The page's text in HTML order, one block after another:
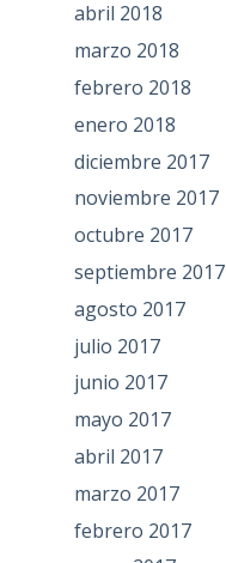
abril 2018
marzo 2018
febrero 2018
enero 2018
diciembre 2017
noviembre 2017
octubre 2017
septiembre 2017
agosto 2017
julio 2017
junio 2017
mayo 2017
abril 2017
marzo 2017
febrero 2017